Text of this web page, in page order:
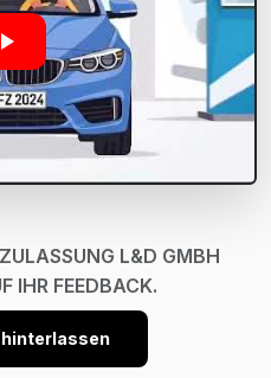
L&D GMBH
IHR FEEDBACK.